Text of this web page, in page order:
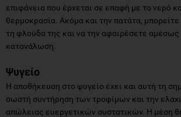
επιφάνεια που έρχεται σε επαφή με το νερό
θερμοκρασία. Ακόμα και την πατάτα,
τη φλούδα της και να την αφαιρέσετε αμέσως
κατανάλωση.
Ψυγείο
Η αποθήκευση στο ψυγείο έχει και αυτή τη
σωστή συντήρηση των τροφίμων και την
απώλειας ευεργετικών συστατικών. Η μέση